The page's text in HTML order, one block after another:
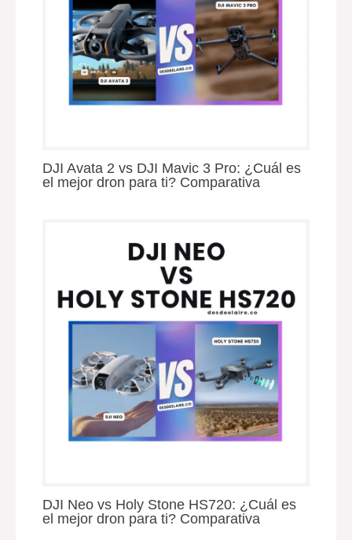
DJI Avata 2 vs DJI Mavic 3 Pro: ¿Cuál es
el mejor dron para ti? Comparativa
DJI Neo vs Holy Stone HS720: ¿Cuál es
el mejor dron para ti? Comparativa